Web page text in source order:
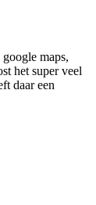
maps,
het super veel
daar een